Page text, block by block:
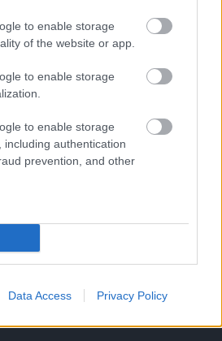
to enable storage
of the website or app.
to enable storage
to enable storage
including authentication
prevention, and other
Data Access Privacy Policy
FERNANDES MEGDÖNTÖTTE
A PREMIER LEAGUE